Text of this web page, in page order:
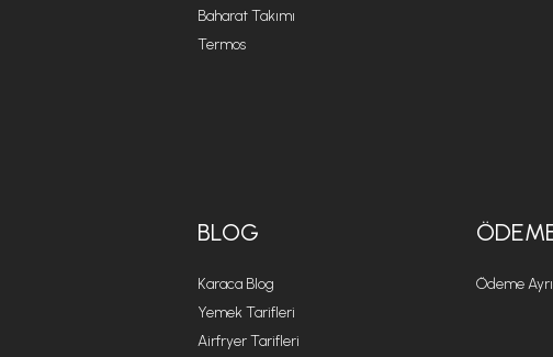
Baharat Takımı
Termos
BLOG
Karaca Blog
Yemek Tarifleri
Airfryer Tarifleri
Ödeme